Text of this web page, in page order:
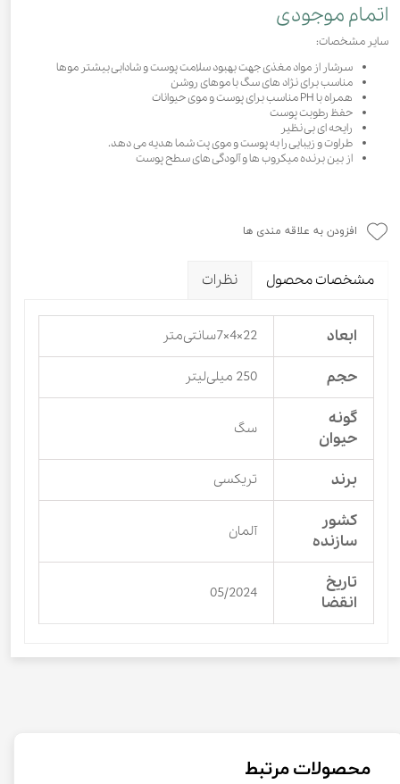
اتمام موجودی
سایر مشخصات:
سرشار از مواد مغذی جهت بهبود سلامت پوست و شادابی بیشتر موها
مناسب برای نژاد های سگ با موهای روشن
همراه با PH مناسب برای پوست و موی حیوانات
حفظ رطوبت پوست
رایحه ای بی نظیر
طراوت و زیبایی را به پوست و موی پت شما هدیه می دهد.
از بین برنده میکروب ها و آلودگی های سطح پوست
افزودن به علاقه مندی ها
مشخصات محصول نظرات
ابعاد 22×4×7سانتی‌متر
حجم 250 میلی‌لیتر
گونه
حیوان
سگ
برند تریکسی
کشور
سازنده
آلمان
تاریخ
انقضا
05/2024
محصولات مرتبط